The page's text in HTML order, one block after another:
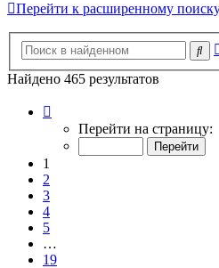
Перейти к расширенному
Найдено 465 результатов
Перейти на страницу:
1
2
3
4
5
…
19